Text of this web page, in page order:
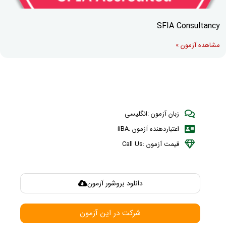
SFIA Consultancy
مشاهده آزمون »
زبان آزمون :انگلیسی
اعتباردهنده آزمون :iiBA
قیمت آزمون :Call Us
دانلود بروشور آزمون
شرکت در این آزمون